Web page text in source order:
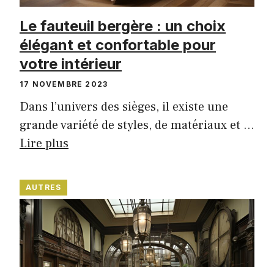
Le fauteuil bergère : un choix
élégant et confortable pour
votre intérieur
17 NOVEMBRE 2023
Dans l’univers des sièges, il existe une
grande variété de styles, de matériaux et …
Lire plus
AUTRES